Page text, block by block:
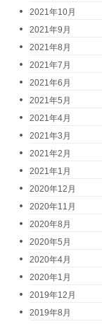
2021年10月
2021年9月
2021年8月
2021年7月
2021年6月
2021年5月
2021年4月
2021年3月
2021年2月
2021年1月
2020年12月
2020年11月
2020年8月
2020年5月
2020年4月
2020年1月
2019年12月
2019年8月